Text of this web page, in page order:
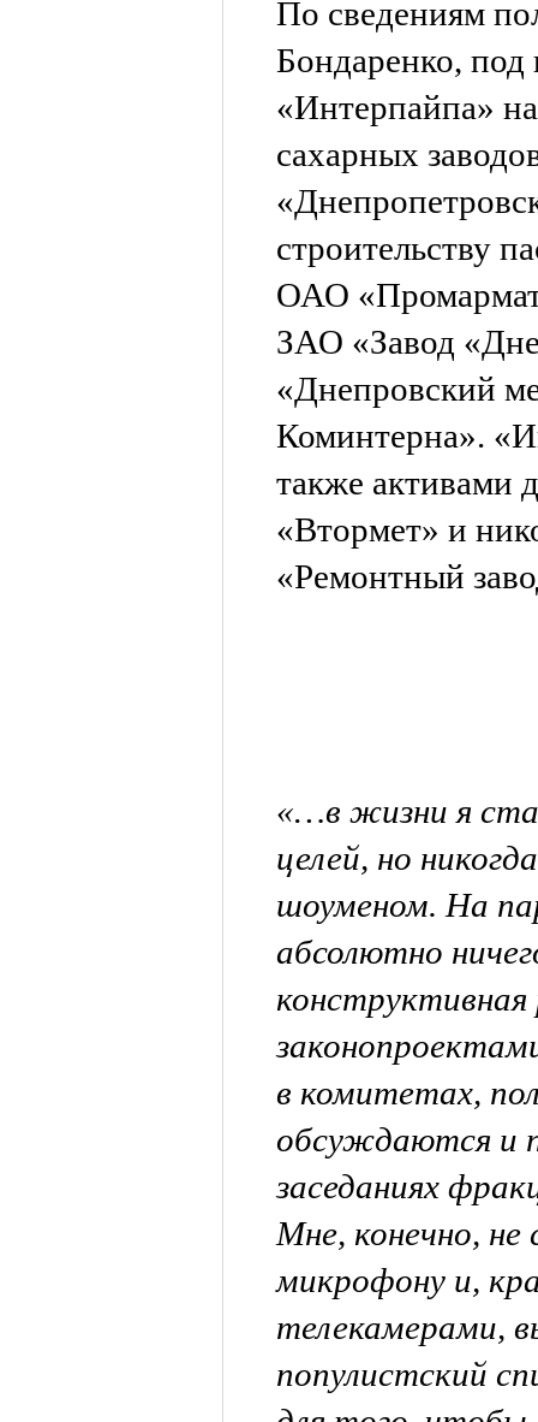
По сведениям
Бондаренко, под
«Интерпайпа»
сахарных
строительству
ОАО
ЗАО «Завод
«Днепровский
Коминтерна».
также активами
«Втормет» и
«Ремонтный
«…в жизни я
целей, но
шоуменом. На
абсолютно
в комитетах,
обсуждаются и
заседаниях
Мне, конечно,
микрофону и,
телекамерами,
популистский